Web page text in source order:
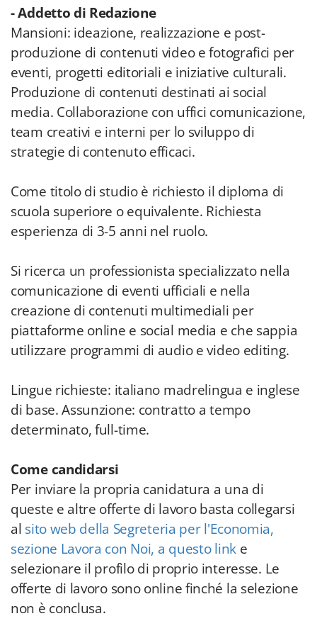
- Addetto di Redazione
Mansioni: ideazione, realizzazione e post-
produzione di contenuti video e fotografici per
eventi, progetti editoriali e iniziative culturali.
Produzione di contenuti destinati ai social
media. Collaborazione con uffici comunicazione,
team creativi e interni per lo sviluppo di
strategie di contenuto efficaci.
Come titolo di studio è richiesto il diploma di
scuola superiore o equivalente. Richiesta
esperienza di 3-5 anni nel ruolo.
Si ricerca un professionista specializzato nella
comunicazione di eventi ufficiali e nella
creazione di contenuti multimediali per
piattaforme online e social media e che sappia
utilizzare programmi di audio e video editing.
Lingue richieste: italiano madrelingua e inglese
di base. Assunzione: contratto a tempo
determinato, full-time.
Come candidarsi
Per inviare la propria canidatura a una di
queste e altre offerte di lavoro basta collegarsi
al sito web della Segreteria per l'Economia,
sezione Lavora con Noi, a questo linke
selezionare il profilo di proprio interesse. Le
offerte di lavoro sono online finché la selezione
non è conclusa.